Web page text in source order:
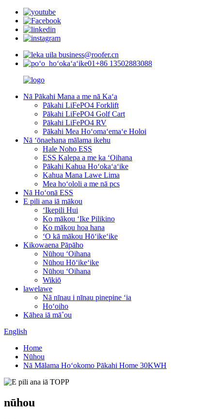
business@roofer.cn
+86 13502883088
Nā Pākahi Mana a me nā Kaʻa
Pākahi LiFePO4 Forklift
Pākahi LiFePO4 Golf Cart
Pākahi LiFePO4 RV
Pākahi Mea Hoʻomaʻemaʻe Holoi
Nā ʻōnaehana mālama ikehu
Hale Noho ESS
ESS Kalepa a me ka ʻOihana
Pākahi Kahua Hoʻokaʻaʻike
Kahua Mana Lawe Lima
Mea hoʻololi a me nā pcs
Nā Hoʻonā ESS
E pili ana iā mākou
ʻIkepili Hui
Ko mākou ʻIke Pilikino
Ko mākou hoa hana
ʻO kā mākou Hōʻikeʻike
Kikowaena Pāpāho
Nūhou ʻOihana
Nūhou Hōʻikeʻike
Nūhou ʻOihana
Wikiō
lawelawe
Nā nīnau i nīnau pinepine ʻia
Hoʻoiho
Kāhea iā mā˚ou
English
Home
Nūhou
Nā Mālama Hoʻokomo Pākahi Home 30KWH
nūhou